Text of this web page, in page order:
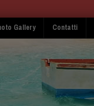
Gallery Contatti